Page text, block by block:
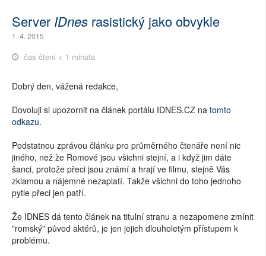
Server IDnes rasistický jako obvykle
1. 4. 2015
čas čtení < 1 minuta
Dobrý den, vážená redakce,
Dovoluji si upozornit na článek portálu IDNES.CZ na tomto
odkazu.
Podstatnou zprávou článku pro průměrného čtenáře není nic
jiného, než že Romové jsou všichni stejní, a i když jim dáte
šanci, protože přeci jsou známí a hrají ve filmu, stejně Vás
zklamou a nájemné nezaplatí. Takže všichni do toho jednoho
pytle přeci jen patří.
Že IDNES dá tento článek na titulní stranu a nezapomene zmínit
"romský" původ aktérů, je jen jejich dlouholetým přístupem k
problému.